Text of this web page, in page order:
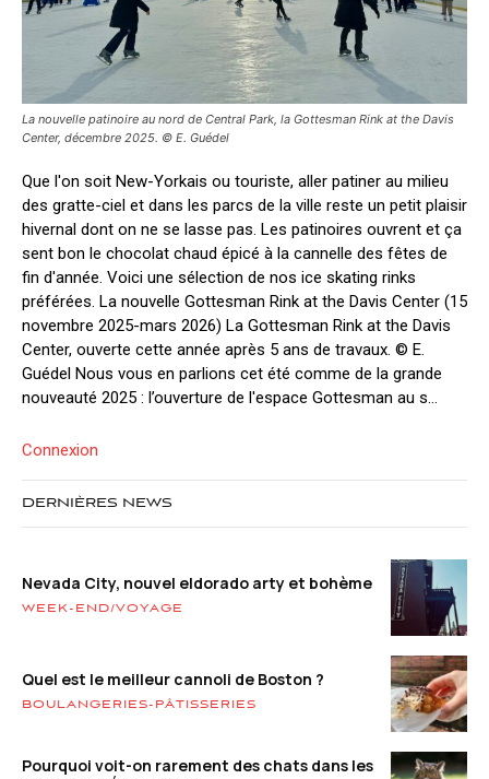
La nouvelle patinoire au nord de Central Park, la Gottesman Rink at the Davis
Center, décembre 2025. © E. Guédel
Que l'on soit New-Yorkais ou touriste, aller patiner au milieu
des gratte-ciel et dans les parcs de la ville reste un petit plaisir
hivernal dont on ne se lasse pas. Les patinoires ouvrent et ça
sent bon le chocolat chaud épicé à la cannelle des fêtes de
fin d'année. Voici une sélection de nos ice skating rinks
préférées. La nouvelle Gottesman Rink at the Davis Center (15
novembre 2025-mars 2026) La Gottesman Rink at the Davis
Center, ouverte cette année après 5 ans de travaux. © E.
Guédel Nous vous en parlions cet été comme de la grande
nouveauté 2025 : l’ouverture de l'espace Gottesman au s...
Connexion
DERNIÈRES NEWS
Nevada City, nouvel eldorado arty et bohème
WEEK-END/VOYAGE
Quel est le meilleur cannoli de Boston ?
BOULANGERIES-PÂTISSERIES
Pourquoi voit-on rarement des chats dans les